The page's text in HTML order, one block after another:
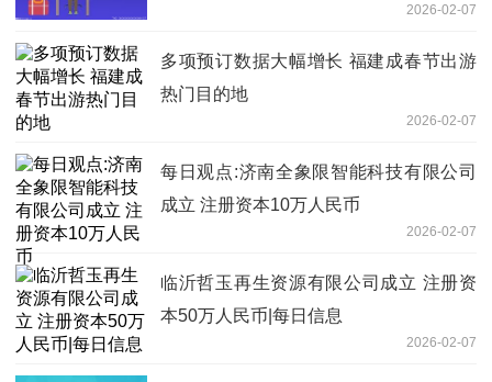
2026-02-07
多项预订数据大幅增长 福建成春节出游
热门目的地
2026-02-07
每日观点:济南全象限智能科技有限公司
成立 注册资本10万人民币
2026-02-07
临沂哲玉再生资源有限公司成立 注册资
本50万人民币|每日信息
2026-02-07